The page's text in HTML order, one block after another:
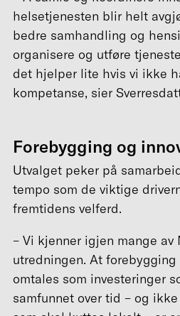
helsetjenesten blir helt
bedre samhandling og
organisere og utføre
det hjelper lite hvis vi ikke
kompetanse, sier
Forebygging og
Utvalget peker på
tempo som de viktige
fremtidens velferd.
– Vi kjenner igjen mange av
utredningen. At forebygging
omtales som investeringer
samfunnet over tid – og